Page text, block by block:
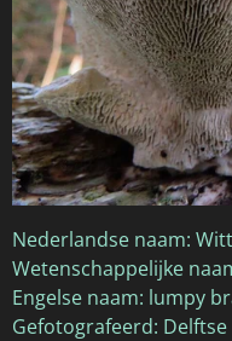
Nederlandse naam:
Wetenschappelijke
Engelse naam: lumpy
Gefotografeerd: